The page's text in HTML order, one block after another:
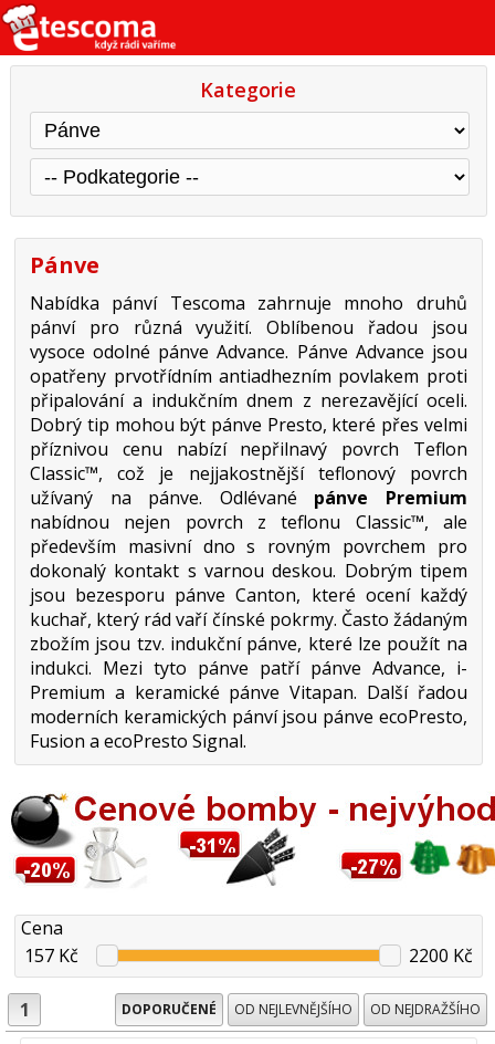
Kategorie
Pánve
Nabídka pánví Tescoma zahrnuje mnoho druhů
pánví pro různá využití. Oblíbenou řadou jsou
vysoce odolné pánve Advance. Pánve Advance jsou
opatřeny prvotřídním antiadhezním povlakem proti
připalování a indukčním dnem z nerezavějící oceli.
Dobrý tip mohou být pánve Presto, které přes velmi
příznivou cenu nabízí nepřilnavý povrch Teflon
Classic™, což je nejjakostnější teflonový povrch
užívaný na pánve. Odlévané pánve Premium
nabídnou nejen povrch z teflonu Classic™, ale
především masivní dno s rovným povrchem pro
dokonalý kontakt s varnou deskou. Dobrým tipem
jsou bezesporu pánve Canton, které ocení každý
kuchař, který rád vaří čínské pokrmy. Často žádaným
zbožím jsou tzv. indukční pánve, které lze použít na
indukci. Mezi tyto pánve patří pánve Advance, i-
Premium a keramické pánve Vitapan. Další řadou
moderních keramických pánví jsou pánve ecoPresto,
Fusion a ecoPresto Signal.
Cena
157 Kč
2200 Kč
1 DOPORUČENÉ OD NEJLEVNĚJŠÍHO OD NEJDRAŽŠÍHO